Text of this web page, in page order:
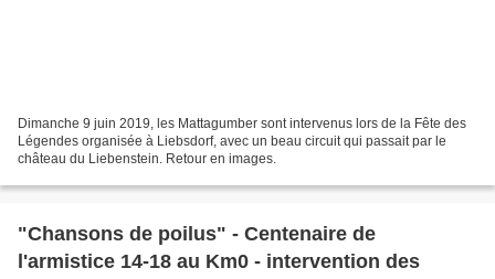
Dimanche 9 juin 2019, les Mattagumber sont intervenus lors de la Fête des
Légendes organisée à Liebsdorf, avec un beau circuit qui passait par le
château du Liebenstein. Retour en images.
"Chansons de poilus" - Centenaire de
l'armistice 14-18 au Km0 - intervention des